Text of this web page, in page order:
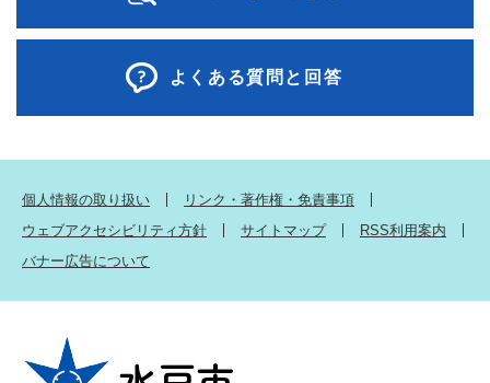
よくある質問と回答
個人情報の取り扱い
リンク・著作権・免責事項
ウェブアクセシビリティ方針
サイトマップ
RSS利用案内
バナー広告について